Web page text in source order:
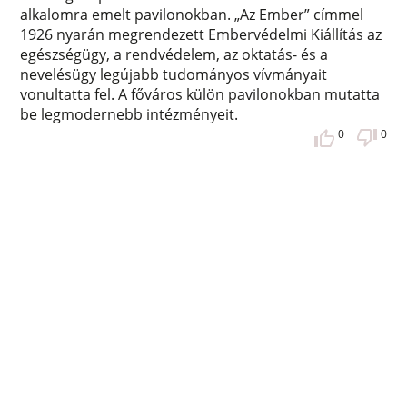
alkalomra emelt pavilonokban. „Az Ember” címmel
1926 nyarán megrendezett Embervédelmi Kiállítás az
egészségügy, a rendvédelem, az oktatás- és a
nevelésügy legújabb tudományos vívmányait
vonultatta fel. A főváros külön pavilonokban mutatta
be legmodernebb intézményeit.
0 0